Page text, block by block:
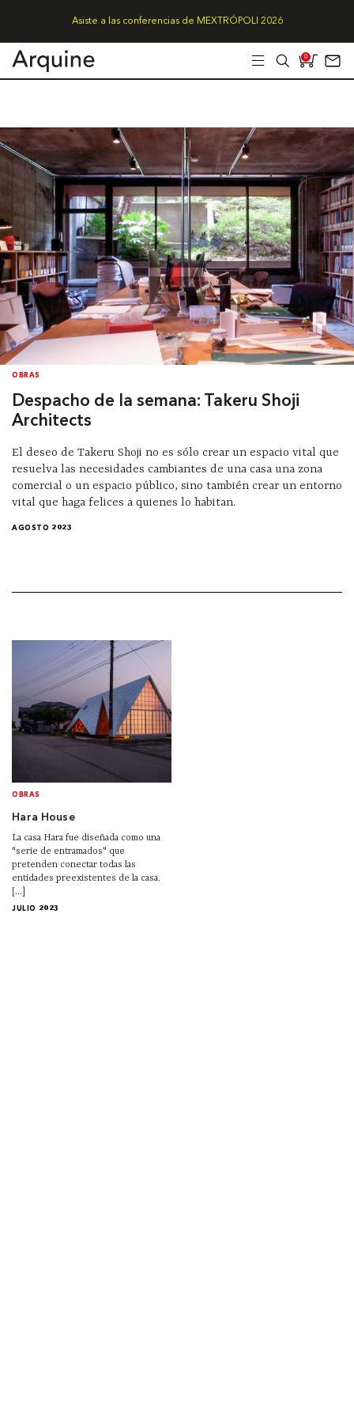
Asiste a las conferencias de MEXTRÓPOLI 2026
0
OBRAS
Despacho de la semana: Takeru Shoji
Architects
El deseo de Takeru Shoji no es sólo crear un espacio vital que
resuelva las necesidades cambiantes de una casa una zona
comercial o un espacio público, sino también crear un entorno
vital que haga felices a quienes lo habitan.
AGOSTO 2023
OBRAS
Hara House
La casa Hara fue diseñada como una
"serie de entramados" que
pretenden conectar todas las
entidades preexistentes de la casa.
[...]
JULIO 2023